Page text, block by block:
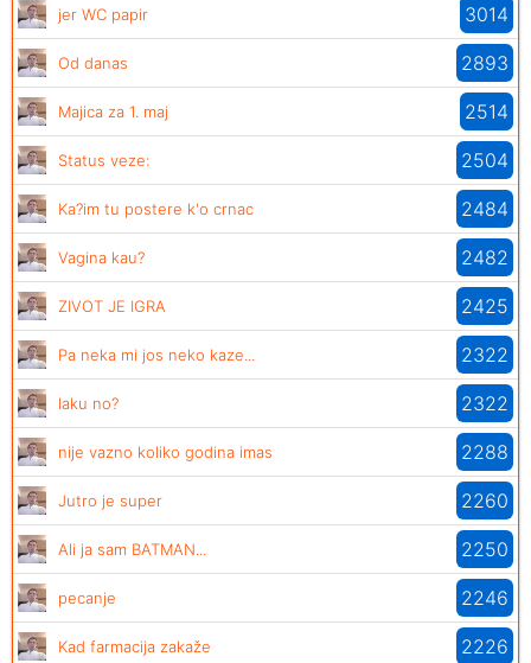
jer WC papir 3014
Od danas 2893
Majica za 1. maj 2514
Status veze: 2504
Ka?im tu postere k'o crnac 2484
Vagina kau? 2482
ZIVOT JE IGRA 2425
Pa neka mi jos neko kaze... 2322
laku no? 2322
nije vazno koliko godina imas 2288
Jutro je super 2260
Ali ja sam BATMAN... 2250
pecanje 2246
Kad farmacija zakaže 2226